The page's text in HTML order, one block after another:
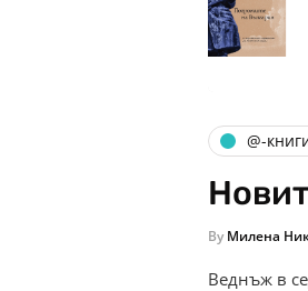
@-
By Милена
Веднъж в